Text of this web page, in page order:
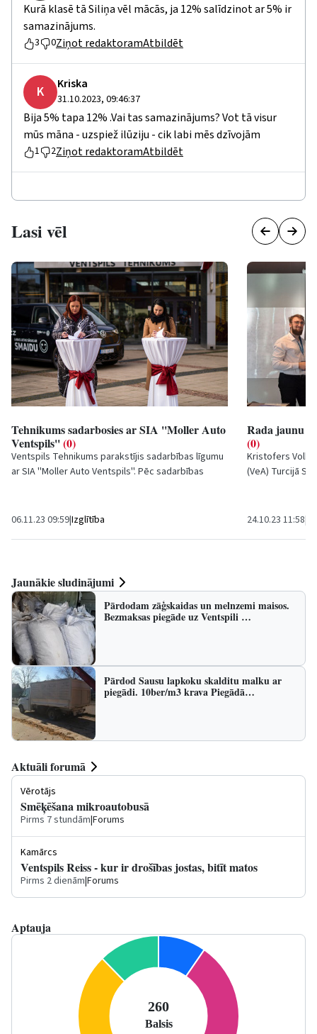
Kurā klasē tā Siliņa vēl mācās, ja 12% salīdzinot ar 5% ir
samazinājums.
3 0Ziņot redaktoramAtbildēt
K Kriska
31.10.2023, 09:46:37
Bija 5% tapa 12% .Vai tas samazinājums? Vot tā visur
mūs māna - uzspiež ilūziju - cik labi mēs dzīvojām
1 2Ziņot redaktoramAtbildēt
Lasi vēl
Tehnikums sadarbosies ar SIA ''Moller Auto
Ventspils''(0)
Ventspils Tehnikums parakstījis sadarbības līgumu
ar SIA ''Moller Auto Ventspils''. Pēc sadarbības
06.11.23 09:59|Izglītība
Rada jaunu
(0)
Kristofers
(VeA) Turcijā
24.10.23 11:58|
Jaunākie sludinājumi
Pārdodam zāģskaidas un melnzemi maisos.
Bezmaksas piegāde uz Ventspili …
Pārdod Sausu lapkoku skalditu malku ar
piegādi. 10ber/m3 krava Piegādā…
Aktuāli forumā
Vērotājs
Smēķēšana mikroautobusā
Pirms 7 stundām|Forums
Kamārcs
Ventspils Reiss - kur ir drošības jostas, bitīt matos
Pirms 2 dienām|Forums
Aptauja